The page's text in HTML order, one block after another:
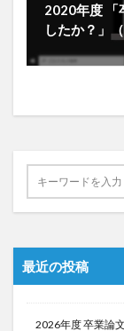
2020年度 「
したか？」（
最近の投稿
2026年度 卒業論